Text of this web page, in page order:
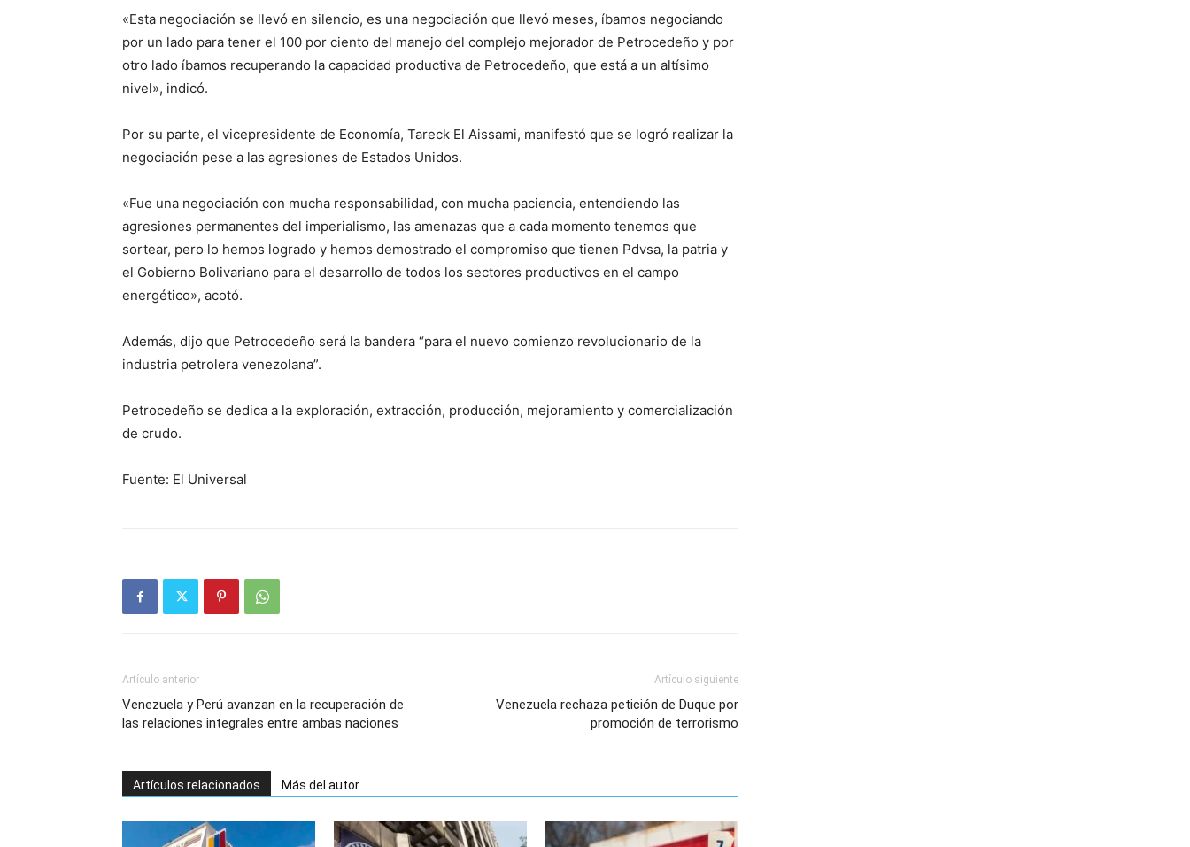
«Esta negociación se llevó en silencio, es una negociación que llevó meses, íbamos negociando
por un lado para tener el 100 por ciento del manejo del complejo mejorador de Petrocedeño y por
otro lado íbamos recuperando la capacidad productiva de Petrocedeño, que está a un altísimo
nivel», indicó.
Por su parte, el vicepresidente de Economía, Tareck El Aissami, manifestó que se logró realizar la
negociación pese a las agresiones de Estados Unidos.
«Fue una negociación con mucha responsabilidad, con mucha paciencia, entendiendo las
agresiones permanentes del imperialismo, las amenazas que a cada momento tenemos que
sortear, pero lo hemos logrado y hemos demostrado el compromiso que tienen Pdvsa, la patria y
el Gobierno Bolivariano para el desarrollo de todos los sectores productivos en el campo
energético», acotó.
Además, dijo que Petrocedeño será la bandera “para el nuevo comienzo revolucionario de la
industria petrolera venezolana”.
Petrocedeño se dedica a la exploración, extracción, producción, mejoramiento y comercialización
de crudo.
Fuente: El Universal
Artículo anterior
Venezuela y Perú avanzan en la recuperación de
las relaciones integrales entre ambas naciones
Artículo siguiente
Venezuela rechaza petición de Duque por
promoción de terrorismo
Artículos relacionados Más del autor